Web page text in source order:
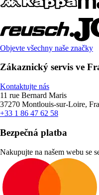
Objevte všechny naše značky
Zákaznický servis ve
Kontaktujte nás
11 rue Bernard Maris
37270 Montlouis-sur-Loire,
+33 1 86 47 62 58
Bezpečná platba
Nakupujte na našem webu se